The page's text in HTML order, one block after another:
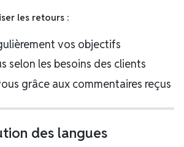
les retours :
vos objectifs
selon les besoins des clients
grâce aux commentaires reçus
des langues